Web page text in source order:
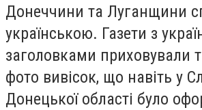
Донеччини та Луганщини
українською. Газети з
заголовками приховували
фото вивісок, що навіть у
Донецької області було